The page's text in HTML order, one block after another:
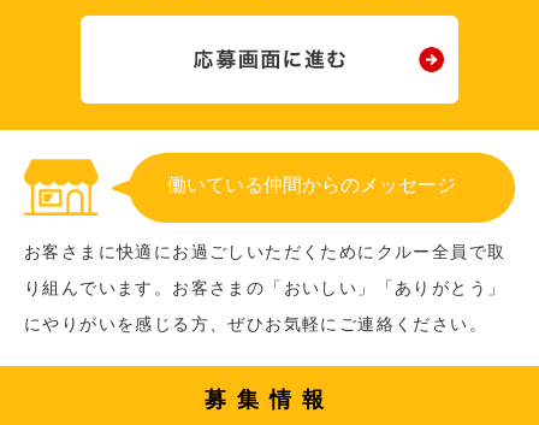
働いている仲間からのメッセージ
お客さまに快適にお過ごしいただくためにクルー全員で取
り組んでいます。お客さまの「おいしい」「ありがとう」
にやりがいを感じる方、ぜひお気軽にご連絡ください。
募集情報